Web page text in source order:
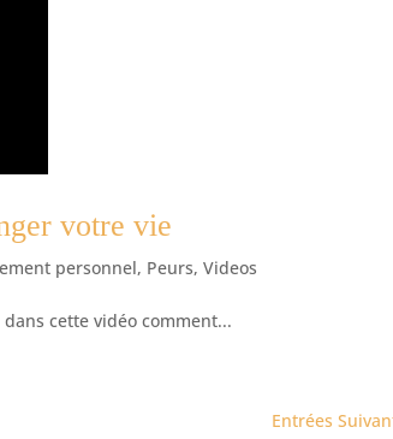
votre vie
personnel, Peurs,Videos
cette vidéo comment...
Entrées